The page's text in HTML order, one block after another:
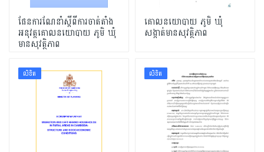
ផែនការណែនាំស្តីពីការចាត់តាំង
អនុវត្តគោលនយោបាយ ភូមិ ឃុំ
មានសុវត្ថិភាព
គោលនយោបាយ ភូមិ ឃុំ
សង្កាត់មានសុវត្ថិភាព
លិខិត លិខិត